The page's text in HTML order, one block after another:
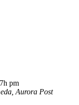
pm
Aurora Post